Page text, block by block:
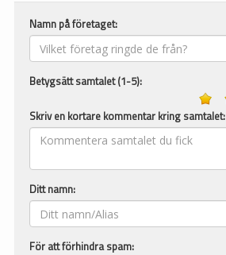
Namn på företaget:
Betygsätt samtalet (1-5):
Skriv en kortare kommentar kring samtalet:
Ditt namn:
För att förhindra spam: